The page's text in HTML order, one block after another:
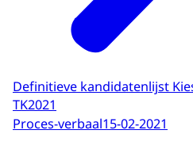
Definitieve kandidatenlijst
TK2021
Proces-verbaal15-02-2021